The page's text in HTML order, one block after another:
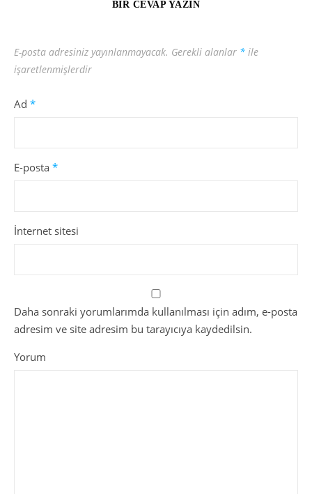
BIR CEVAP YAZIN
E-posta adresiniz yayınlanmayacak. Gerekli alanlar * ile
işaretlenmişlerdir
Ad *
E-posta *
İnternet sitesi
Daha sonraki yorumlarımda kullanılması için adım, e-posta
adresim ve site adresim bu tarayıcıya kaydedilsin.
Yorum